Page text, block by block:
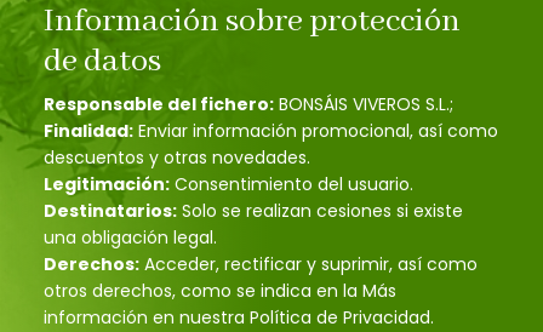
Información sobre protección
de datos
Responsable del fichero: BONSÁIS VIVEROS S.L.;
Finalidad: Enviar información promocional, así como
descuentos y otras novedades.
Legitimación: Consentimiento del usuario.
Destinatarios: Solo se realizan cesiones si existe
una obligación legal.
Derechos: Acceder, rectificar y suprimir, así como
otros derechos, como se indica en la Más
información en nuestra Política de Privacidad.